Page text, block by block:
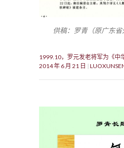
供稿：罗青（原广东
1999.10，罗元发老将军为《中
2014 年 6 月 21 日